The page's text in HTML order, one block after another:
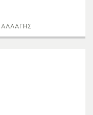
ΑΛΛΑΓΉΣ